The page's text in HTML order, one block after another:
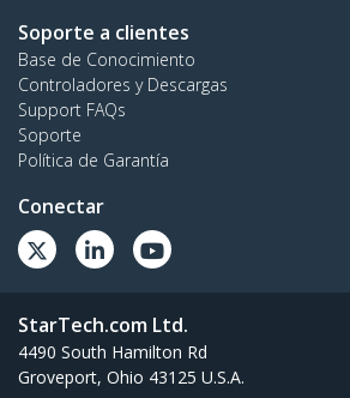
Soporte a clientes
Base de Conocimiento
Controladores y Descargas
Support FAQs
Soporte
Política de Garantía
Conectar
StarTech.com Ltd.
4490 South Hamilton Rd
Groveport, Ohio 43125 U.S.A.